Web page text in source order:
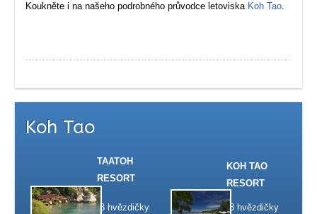
Koukněte i na našeho podrobného průvodce letoviska Koh Tao.
Koh Tao
TAATOH
RESORT
KOH TAO
RESORT
3 hvězdičky
3 hvězdičky